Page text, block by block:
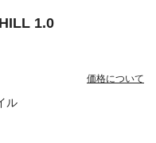
ル
1.0
価格について